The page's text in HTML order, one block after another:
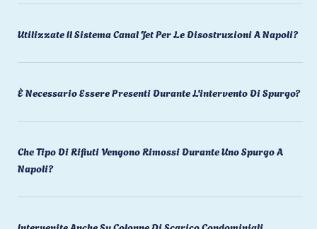
Utilizzate Il Sistema Canal Jet Per Le Disostruzioni A Napoli?
È Necessario Essere Presenti Durante L'intervento Di Spurgo?
Che Tipo Di Rifiuti Vengono Rimossi Durante Uno Spurgo A
Napoli?